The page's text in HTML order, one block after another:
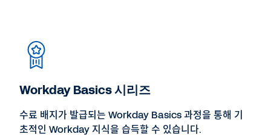
Workday Basics 시리즈
수료 배지가 발급되는 Workday Basics 과정을 통해 기
초적인 Workday 지식을 습득할 수 있습니다.